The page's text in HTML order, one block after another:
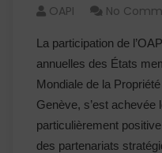
OAPI No
La participation de
annuelles des États
Mondiale de la
Genève, s’est achevée
particulièrement
des partenariats